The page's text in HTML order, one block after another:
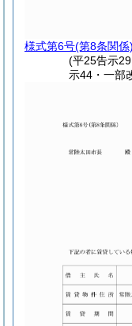
様式第6号(第8条関係)
(平25告示
示44・一部